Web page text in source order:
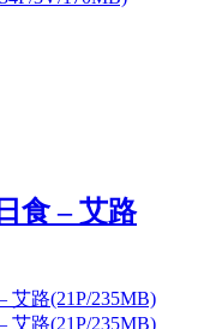
食 – 艾路